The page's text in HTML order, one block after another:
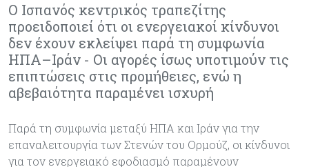
Ο Ισπανός κεντρικός τραπεζίτης
προειδοποιεί ότι οι ενεργειακοί κίνδυνοι
δεν έχουν εκλείψει παρά τη συμφωνία
ΗΠΑ–Ιράν - Οι αγορές ίσως υποτιμούν τις
επιπτώσεις στις προμήθειες, ενώ η
αβεβαιότητα παραμένει ισχυρή
Παρά τη συμφωνία μεταξύ ΗΠΑ και Ιράν για την
επαναλειτουργία των Στενών του Ορμούζ, οι κίνδυνοι
για τον ενεργειακό εφοδιασμό παραμένουν